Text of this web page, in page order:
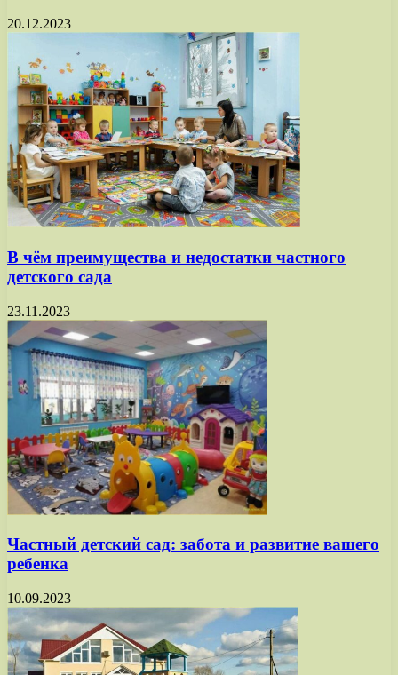
20.12.2023
В чём преимущества и недостатки частного
детского сада
23.11.2023
Частный детский сад: забота и развитие вашего
ребенка
10.09.2023